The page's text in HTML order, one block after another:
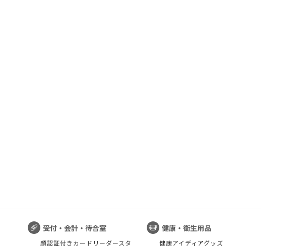
受付・会計・待合室
顔認証付きカードリーダースタ
健康・衛生用品
健康アイディアグッズ